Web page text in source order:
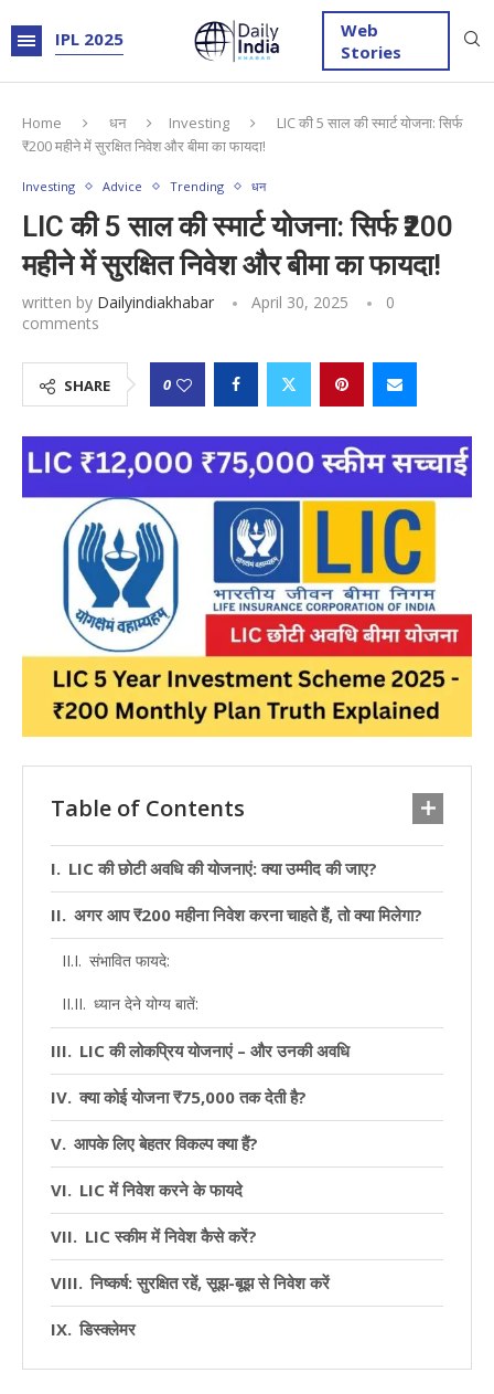
IPL 2025
Web
Stories
Home धन Investing
LIC की 5 साल की स्मार्ट योजना: सिर्फ
₹200 महीने में सुरक्षित निवेश और बीमा का फायदा!
Investing Advice Trending धन
LIC की 5 साल की स्मार्ट योजना: सिर्फ ₹200
महीने में सुरक्षित निवेश और बीमा का फायदा!
written by Dailyindiakhabar April 30, 2025
0
comments
SHARE 0
Table of Contents
LIC की छोटी अवधि की योजनाएं: क्या उम्मीद की जाए?
अगर आप ₹200 महीना निवेश करना चाहते हैं, तो क्या मिलेगा?
संभावित फायदे:
ध्यान देने योग्य बातें:
LIC की लोकप्रिय योजनाएं – और उनकी अवधि
क्या कोई योजना ₹75,000 तक देती है?
आपके लिए बेहतर विकल्प क्या हैं?
LIC में निवेश करने के फायदे
LIC स्कीम में निवेश कैसे करें?
निष्कर्ष: सुरक्षित रहें, सूझ-बूझ से निवेश करें
डिस्क्लेमर